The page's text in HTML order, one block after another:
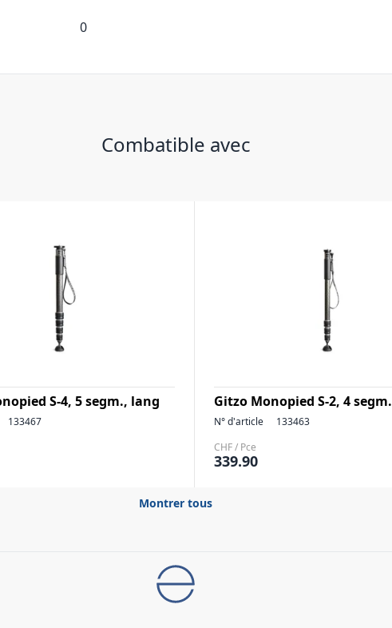
0
Combatible avec
S-4, 5 segm., lang
133467
Gitzo Monopied S-2, 4 segm.
N° d'article
133463
CHF / Pce
339.90
Montrer tous